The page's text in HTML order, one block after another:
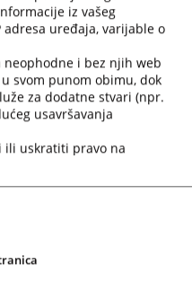
za rad suda ili druge aktivnosti
informacije o suđenjima u
koje su vezane za
osim onih koje su na
prebaciti će vas arhivu
stranicama sa svim
suda.
informacije: o dokumentima
suda, o statistici o
iz vašeg
uređaja, varijable o
i bez njih web
svom punom obimu, dok
za dodatne stvari (npr.
usavršavanja
ili uskratiti pravo na